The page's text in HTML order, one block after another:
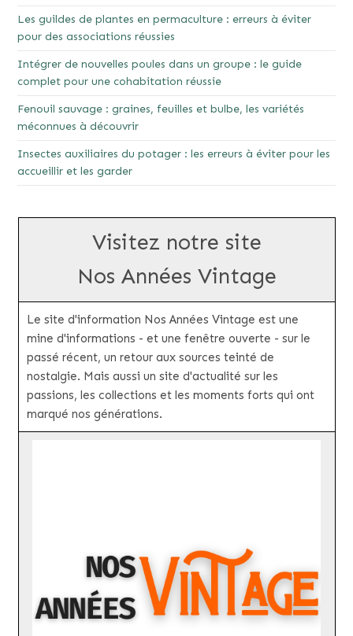
Les guildes de plantes en permaculture : erreurs à éviter
pour des associations réussies
Intégrer de nouvelles poules dans un groupe : le guide
complet pour une cohabitation réussie
Fenouil sauvage : graines, feuilles et bulbe, les variétés
méconnues à découvrir
Insectes auxiliaires du potager : les erreurs à éviter pour les
accueillir et les garder
Visitez notre site
Nos Années Vintage
Le site d'information Nos Années Vintage est une
mine d'informations - et une fenêtre ouverte - sur le
passé récent, un retour aux sources teinté de
nostalgie. Mais aussi un site d'actualité sur les
passions, les collections et les moments forts qui ont
marqué nos générations.